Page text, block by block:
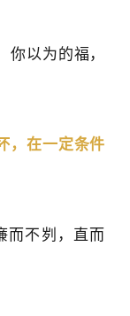
以为的福，
，在一定条件
而不刿，直而